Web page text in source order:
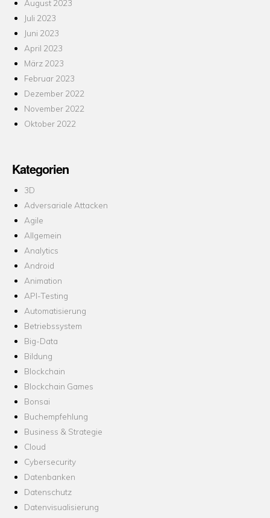
August 2023
Juli 2023
Juni 2023
April 2023
März 2023
Februar 2023
Dezember 2022
November 2022
Oktober 2022
Kategorien
3D
Adversariale Attacken
Agile
Allgemein
Analytics
Android
Animation
API-Testing
Automatisierung
Betriebssystem
Big-Data
Bildung
Blockchain
Blockchain Games
Bonsai
Buchempfehlung
Business & Strategie
Cloud
Cybersecurity
Datenbanken
Datenschutz
Datenvisualisierung